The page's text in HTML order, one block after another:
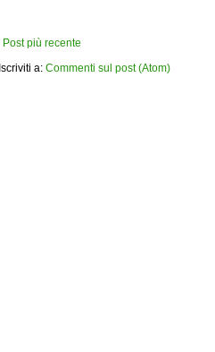
Post più recente
Iscriviti a: Commenti sul post (Atom)